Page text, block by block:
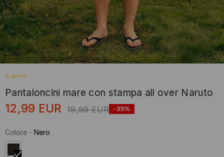
In arrivo
Pantaloncini mare con stampa all over Naruto
12,99 EUR 19,99 EUR -35%
Colore - Nero